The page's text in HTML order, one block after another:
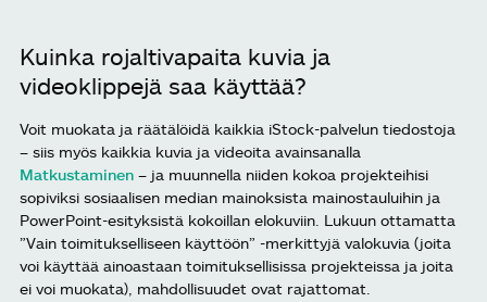
Kuinka rojaltivapaita kuvia ja
videoklippejä saa käyttää?
Voit muokata ja räätälöidä kaikkia iStock-palvelun tiedostoja
– siis myös kaikkia kuvia ja videoita avainsanalla
Matkustaminen – ja muunnella niiden kokoa projekteihisi
sopiviksi sosiaalisen median mainoksista mainostauluihin ja
PowerPoint-esityksistä kokoillan elokuviin. Lukuun ottamatta
”Vain toimitukselliseen käyttöön” -merkittyjä valokuvia (joita
voi käyttää ainoastaan toimituksellisissa projekteissa ja joita
ei voi muokata), mahdollisuudet ovat rajattomat.